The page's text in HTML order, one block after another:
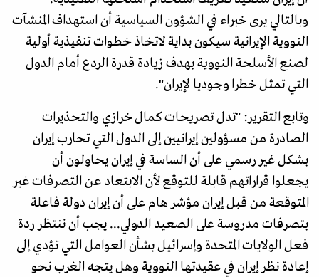
وبالتالي يرى خبراء في الشؤون السياسية أن استهداف المنشآت
النووية الإيرانية سيكون بداية لاتخاذ خطوات تنفيذية أولية
لصنع الأسلحة النووية بهدف زيادة قدرة الردع أمام الدول
التي تمثل خطرا وجوديا لإيران".
وتابع التقرير: "تدل تصريحات كمال خرازي والتحذيرات
الصادرة من مسؤولين إيرانيين إلى الدول التي تحارب إيران
بشكل غير رسمي على أن الساسة في إيران يحاولون أن
يجعلوا قراراتهم قابلة للتوقع لأن الابتعاد عن التصرفات غير
المتوقعة من قبل إيران مؤشر هام على أن إيران دولة فاعلة
بتصرفات مدروسة على الصعيد الدولي... يجب أن ننتظر ردة
فعل الولايات المتحدة وإسرائيل بشأن العوامل التي تؤدي إلى
إعادة نظر إيران في عقيدتها النووية وهل يتجه الغرب نحو